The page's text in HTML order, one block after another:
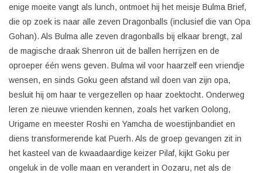
enige moeite vangt als lunch, ontmoet hij het meisje Bulma Brief,
die op zoek is naar alle zeven Dragonballs (inclusief die van Opa
Gohan). Als Bulma alle zeven dragonballs bij elkaar brengt, zal
de magische draak Shenron uit de ballen herrijzen en de
oproeper één wens geven. Bulma wil voor haarzelf een vriendje
wensen, en sinds Goku geen afstand wil doen van zijn opa,
besluit hij om haar te vergezellen op haar zoektocht. Onderweg
leren ze nieuwe vrienden kennen, zoals het varken Oolong,
Urigame en meester Roshi en Yamcha de woestijnbandiet en
diens transformerende kat Puerh. Als de groep gevangen zit in
het kasteel van de kwaadaardige keizer Pilaf, kijkt Goku per
ongeluk in de volle maan en verandert in Oozaru, net als de